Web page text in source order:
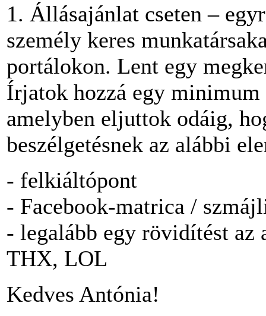
1. Állásajánlat cseten –
személy keres
portálokon. Lent egy
Írjatok hozzá egy minimum
amelyben eljuttok odáig,
beszélgetésnek az alábbi
- felkiáltópont
- Facebook-matrica /
- legalább egy rövidítést
THX, LOL
Kedves Antónia!